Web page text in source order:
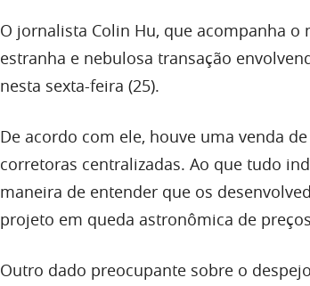
O jornalista Colin Hu, que acompanha
estranha e nebulosa transação
nesta sexta-feira (25).
De acordo com ele, houve uma venda
corretoras centralizadas. Ao que tudo
maneira de entender que os
projeto em queda astronômica de
Outro dado preocupante sobre o